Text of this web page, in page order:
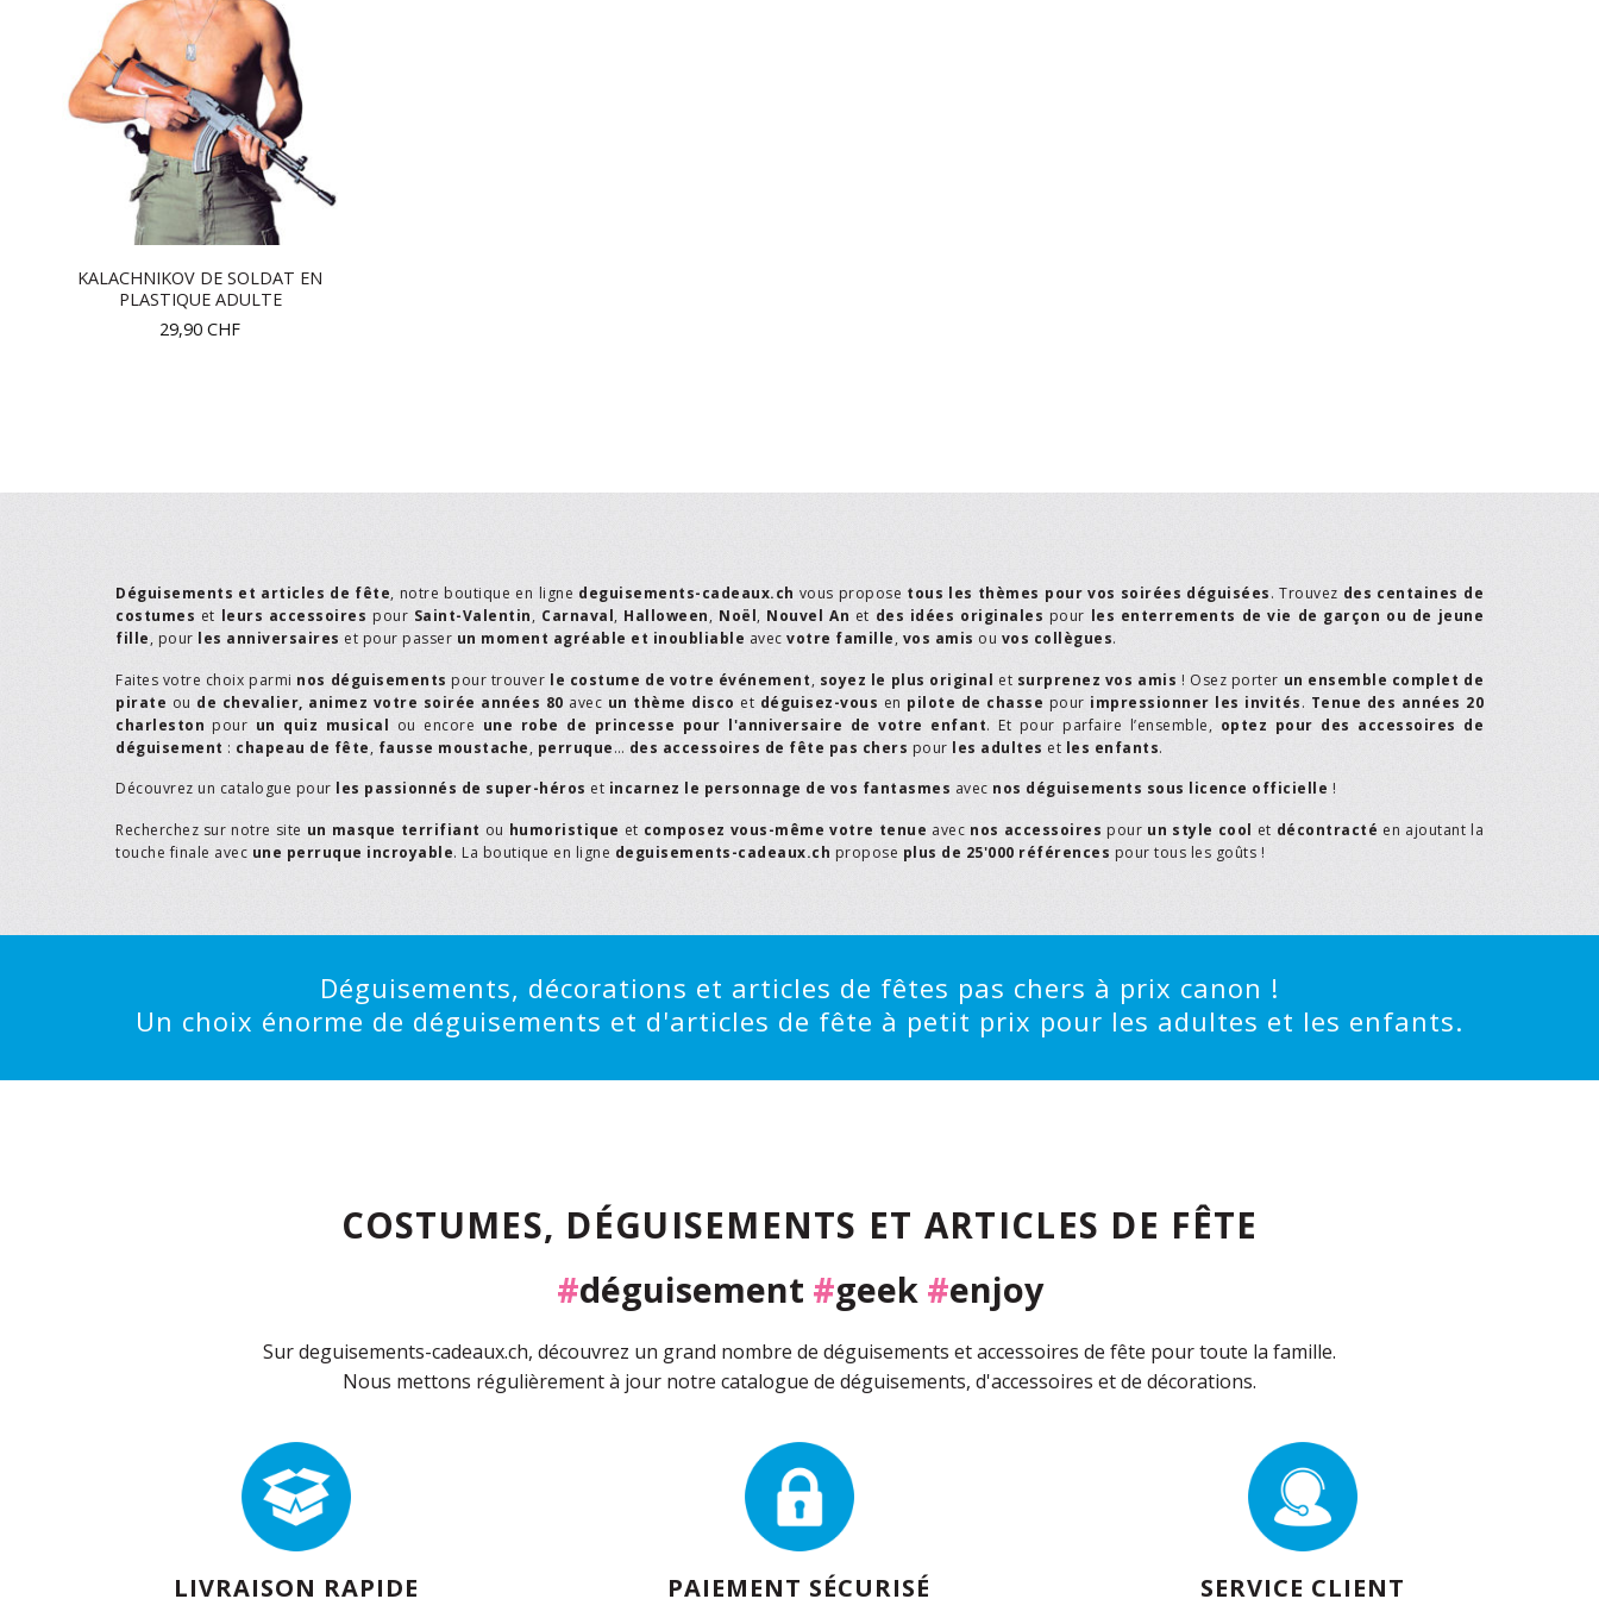
KALACHNIKOV DE SOLDAT EN
PLASTIQUE ADULTE
29,90 CHF
Déguisements et articles de fête, notre boutique en ligne deguisements-cadeaux.ch vous propose tous les thèmes pour vos soirées déguisées. Trouvez des centaines de
costumes et leurs accessoires pour Saint-Valentin, Carnaval, Halloween, Noël, Nouvel An et des idées originales pour les enterrements de vie de garçon ou de jeune
fille, pour les anniversaires et pour passer un moment agréable et inoubliable avec votre famille, vos amis ou vos collègues.
Faites votre choix parmi nos déguisements pour trouver le costume de votre événement, soyez le plus original et surprenez vos amis ! Osez porter un ensemble complet de
pirate ou de chevalier, animez votre soirée années 80 avec un thème disco et déguisez-vous en pilote de chasse pour impressionner les invités. Tenue des années 20
charleston pour un quiz musical ou encore une robe de princesse pour l'anniversaire de votre enfant. Et pour parfaire l’ensemble, optez pour des accessoires de
déguisement : chapeau de fête, fausse moustache, perruque… des accessoires de fête pas chers pour les adultes et les enfants.
Découvrez un catalogue pour les passionnés de super-héros et incarnez le personnage de vos fantasmes avec nos déguisements sous licence officielle !
Recherchez sur notre site un masque terrifiant ou humoristique et composez vous-même votre tenue avec nos accessoires pour un style cool et décontracté en ajoutant la
touche finale avec une perruque incroyable. La boutique en ligne deguisements-cadeaux.ch propose plus de 25'000 références pour tous les goûts !
Déguisements, décorations et articles de fêtes pas chers à prix canon !
Un choix énorme de déguisements et d'articles de fête à petit prix pour les adultes et les enfants.
COSTUMES, DÉGUISEMENTS ET ARTICLES DE FÊTE
#déguisement #geek #enjoy
Sur deguisements-cadeaux.ch, découvrez un grand nombre de déguisements et accessoires de fête pour toute la famille.
Nous mettons régulièrement à jour notre catalogue de déguisements, d'accessoires et de décorations.
LIVRAISON RAPIDE PAIEMENT SÉCURISÉ SERVICE CLIENT